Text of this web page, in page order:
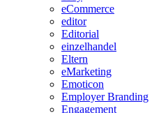
eCommerce
editor
Editorial
einzelhandel
Eltern
eMarketing
Emoticon
Employer Branding
Engagement